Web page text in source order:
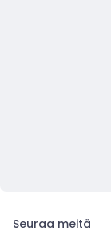
Seuraa meitä